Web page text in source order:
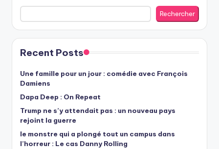
Rechercher
Recent Posts
Une famille pour un jour : comédie avec François
Damiens
Dapa Deep : On Repeat
Trump ne s’y attendait pas : un nouveau pays
rejoint la guerre
le monstre qui a plongé tout un campus dans
l’horreur : Le cas Danny Rolling